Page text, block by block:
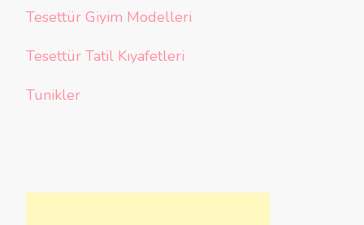
Tesettür Giyim Modelleri
Tesettür Tatil Kıyafetleri
Tunikler